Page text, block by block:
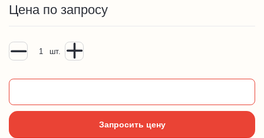
Цена по запросу
шт.
Запросить цену